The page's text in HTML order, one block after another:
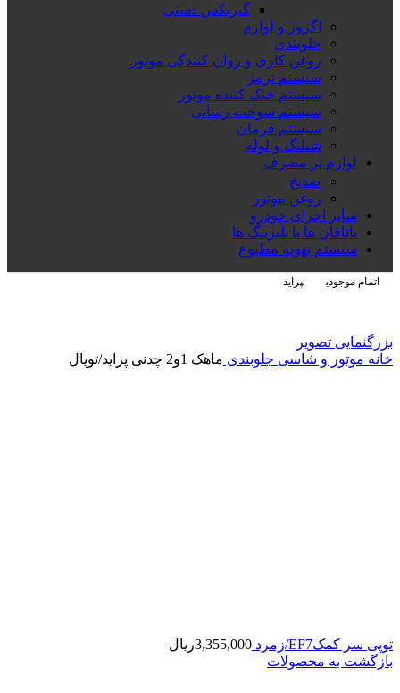
گیربکس دستی
اگزوز و لوازم
جلوبندی
روغن کاری و روان کنندگی موتور
سیستم ترمز
سیستم خنک کننده موتور
سیستم سوخت رسانی
سیستم فرمان
شیلنگ و لوله
لوازم پر مصرف
ضدیخ
روغن موتور
سایر اجزای خودرو
یاتاقان ها یا بلبرینگ ها
سیستم تهویه مطبوع
اتمام موجودی پراید
بزرگنمایی تصویر
خانه موتور و شاسی جلوبندی ماهک 1و2 چدنی پراید/توپال
توپی سر کمکEF7/زمرد 3,355,000ریال
بازگشت به محصولات